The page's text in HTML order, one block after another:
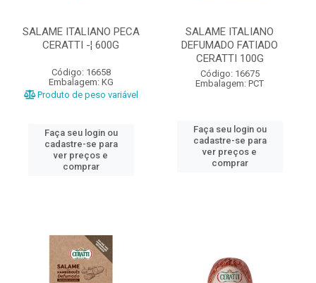
SALAME ITALIANO PECA
CERATTI -¦ 600G
Código: 16658
Embalagem: KG
Produto de peso variável
Faça seu login ou
cadastre-se para
ver preços e
comprar
SALAME ITALIANO
DEFUMADO FATIADO
CERATTI 100G
Código: 16675
Embalagem: PCT
Faça seu login ou
cadastre-se para
ver preços e
comprar